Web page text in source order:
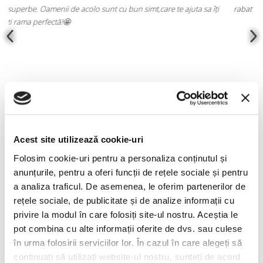
Acest site utilizează cookie-uri
Folosim cookie-uri pentru a personaliza conținutul și
anunțurile, pentru a oferi funcții de rețele sociale și pentru
a analiza traficul. De asemenea, le oferim partenerilor de
rețele sociale, de publicitate și de analize informații cu
privire la modul în care folosiți site-ul nostru. Aceștia le
pot combina cu alte informații oferite de dvs. sau culese
în urma folosirii serviciilor lor. În cazul în care alegeți să
continuați să utilizați website-ul nostru, sunteți de acord
rabat de la calitate și profesionalism. Felicitări!
Lapima Camila Seda
Gradient Sun
2.960,00 RON
ÎN STOC
ADAUGĂ ÎN COȘ
Lapima Martina Natural
White Vintage Sun
3.150,00 RON
ÎN STOC
ADAUGĂ ÎN COȘ